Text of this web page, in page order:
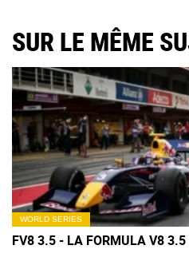
SUR LE MÊME
WORLD SERIES
FV8 3.5 - LA FORMULA V8